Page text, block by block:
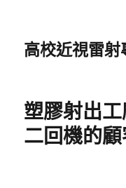
高校近視雷
塑膠射出
二回機的